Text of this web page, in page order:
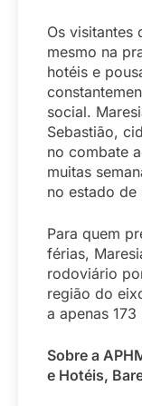
Os visitantes
mesmo na
hotéis e
social.
Sebastião,
no combate
muitas
no estado de
Para quem
férias,
rodoviário
região do
a apenas
Sobre a
e Hotéis,